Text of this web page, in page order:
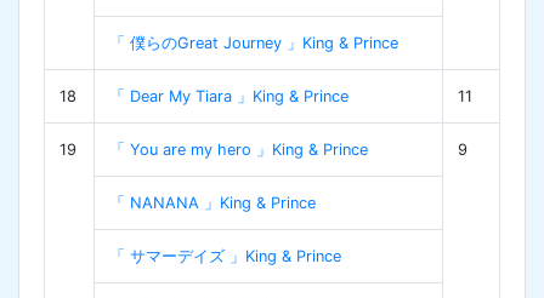
「 僕らのGreat Journey 」King & Prince
18 「 Dear My Tiara 」King & Prince 11
19 「 You are my hero 」King & Prince 9
「 NANANA 」King & Prince
「 サマーデイズ 」King & Prince